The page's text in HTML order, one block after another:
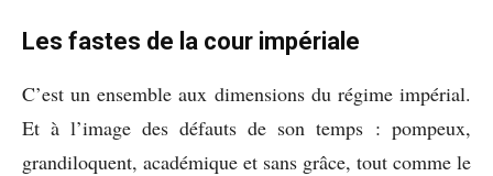
Les fastes de la cour impériale
C’est un ensemble aux dimensions du régime impérial.
Et à l’image des défauts de son temps : pompeux,
grandiloquent, académique et sans grâce, tout comme le